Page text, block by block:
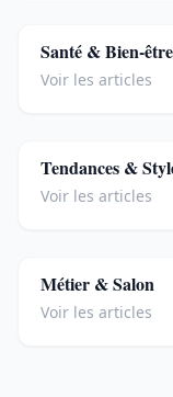
Santé & Bien-être
Voir les articles
Tendances &
Voir les articles
Métier & Salon
Voir les articles